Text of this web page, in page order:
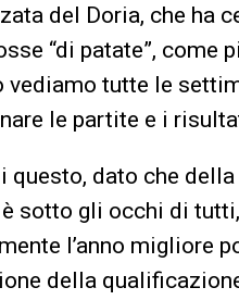
del Doria, che ha
“di patate”, come
vediamo tutte le
le partite e i
questo, dato che
sotto gli occhi di
l’anno migliore
della